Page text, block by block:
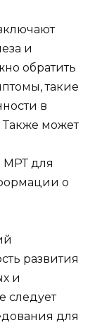
и
обратить
такие
в
Также может
МРТ для
о
развития
и
следует
для